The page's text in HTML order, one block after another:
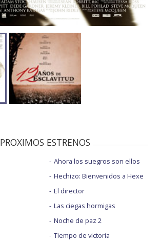
PROXIMOS ESTRENOS
Ahora los suegros son ellos
Hechizo: Bienvenidos a Hexe
El director
Las ciegas hormigas
Noche de paz 2
Tiempo de victoria